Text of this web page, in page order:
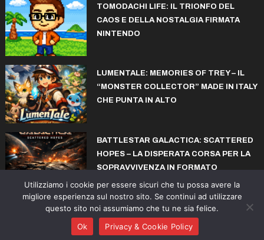
TOMODACHI LIFE: IL TRIONFO DEL
CAOS E DELLA NOSTALGIA FIRMATA
NINTENDO
LUMENTALE: MEMORIES OF TREY – IL
“MONSTER COLLECTOR” MADE IN ITALY
CHE PUNTA IN ALTO
BATTLESTAR GALACTICA: SCATTERED
HOPES – LA DISPERATA CORSA PER LA
SOPRAVVIVENZA IN FORMATO
ROGUELITE
© copyright iconiks.net 2015-2026
Adventure Sports Arcade
Utilizziamo i cookie per essere sicuri che tu possa avere la
migliore esperienza sul nostro sito. Se continui ad utilizzare
questo sito noi assumiamo che tu ne sia felice.
Ok
Privacy & Cookie Policy